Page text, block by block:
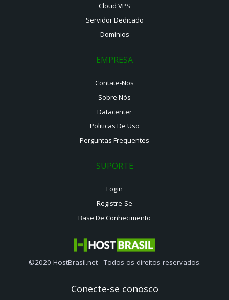
Cloud VPS
Servidor Dedicado
Domínios
EMPRESA
Contate-Nos
Sobre Nós
Datacenter
Politicas De Uso
Perguntas Frequentes
SUPORTE
Login
Registre-Se
Base De Conhecimento
©2020 HostBrasil.net - Todos os direitos reservados.
Conecte-se conosco